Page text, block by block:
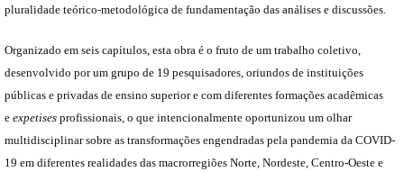
pluralidade teórico-metodológica de fundamentação das análises e discussões.
Organizado em seis capítulos, esta obra é o fruto de um trabalho coletivo,
desenvolvido por um grupo de 19 pesquisadores, oriundos de instituições
públicas e privadas de ensino superior e com diferentes formações acadêmicas
e expetises profissionais, o que intencionalmente oportunizou um olhar
multidisciplinar sobre as transformações engendradas pela pandemia da COVID-
19 em diferentes realidades das macrorregiões Norte, Nordeste, Centro-Oeste e